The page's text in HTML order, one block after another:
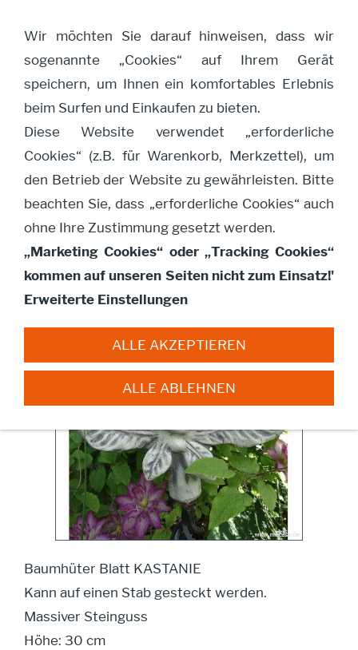
Navigation öffnen
Baumhüter Blatt
KASTANIE
Baumhüter Blatt KASTANIE
Kann auf einen Stab gesteckt werden.
Massiver Steinguss
Höhe: 30 cm
Wir möchten Sie darauf hinweisen, dass wir
sogenannte „Cookies“ auf Ihrem Gerät
speichern, um Ihnen ein komfortables Erlebnis
beim Surfen und Einkaufen zu bieten.
Diese Website verwendet „erforderliche
Cookies“ (z.B. für Warenkorb, Merkzettel), um
den Betrieb der Website zu gewährleisten. Bitte
beachten Sie, dass „erforderliche Cookies“ auch
ohne Ihre Zustimmung gesetzt werden.
„Marketing Cookies“ oder „Tracking Cookies“
kommen auf unseren Seiten nicht zum Einsatz!'
Erweiterte Einstellungen
ALLE AKZEPTIEREN
ALLE ABLEHNEN